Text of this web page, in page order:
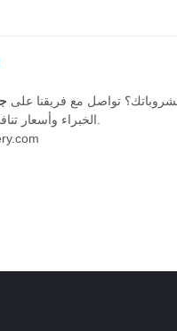
تواصل مع فريقنا على
الخبراء وأسعار